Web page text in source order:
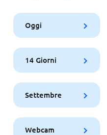
Oggi
14 Giorni
Settembre
Webcam